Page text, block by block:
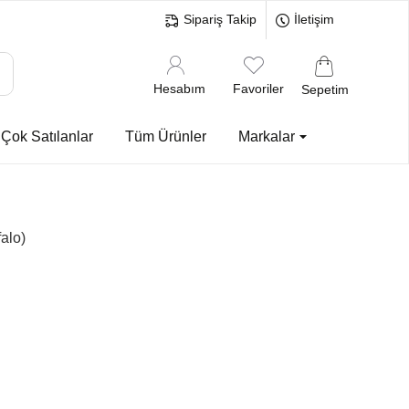
Sipariş Takip İletişim
Hesabım Favoriler Sepetim
Çok Satılanlar Tüm Ürünler Markalar